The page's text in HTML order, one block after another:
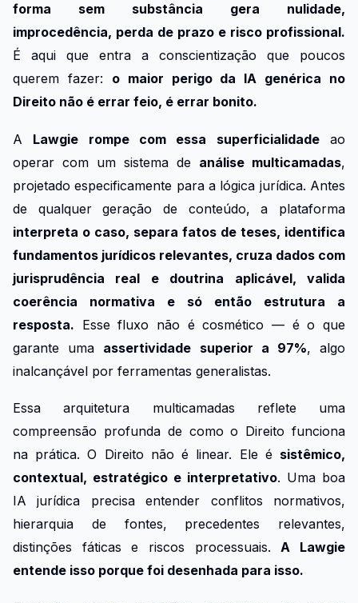
forma sem substância gera nulidade,
improcedência, perda de prazo e risco profissional.
É aqui que entra a conscientização que poucos
querem fazer: o maior perigo da IA genérica no
Direito não é errar feio, é errar bonito.
A Lawgie rompe com essa superficialidadeao
operar com um sistema de análise multicamadas,
projetado especificamente para a lógica jurídica. Antes
de qualquer geração de conteúdo, a plataforma
interpreta o caso, separa fatos de teses, identifica
fundamentos jurídicos relevantes, cruza dados com
jurisprudência real e doutrina aplicável, valida
coerência normativa e só então estrutura a
resposta. Esse fluxo não é cosmético — é o que
garante uma assertividade superior a 97%, algo
inalcançável por ferramentas generalistas.
Essa arquitetura multicamadas reflete uma
compreensão profunda de como o Direito funciona
na prática. O Direito não é linear. Ele é sistêmico,
contextual, estratégico e interpretativo. Uma boa
IA jurídica precisa entender conflitos normativos,
hierarquia de fontes, precedentes relevantes,
distinções fáticas e riscos processuais.A Lawgie
entende isso porque foi desenhada para isso.